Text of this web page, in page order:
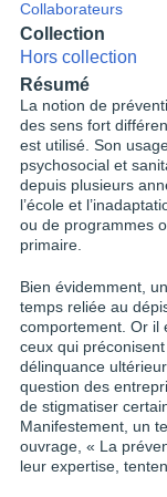
Collaborateurs
Collection
Hors collection
Résumé
La notion de
des sens fort
est utilisé. Son
psychosocial et
depuis plusieurs
l’école et
ou de programmes
primaire.
Bien évidemment,
temps reliée au
comportement. Or il
ceux qui
délinquance
question des
de stigmatiser
Manifestement, un
ouvrage, « La
leur expertise,